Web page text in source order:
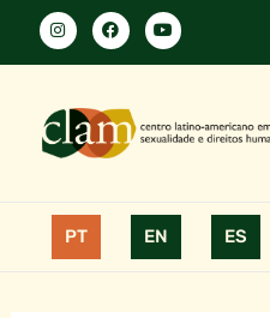
PT EN ES